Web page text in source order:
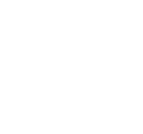
』倉本聰氏（91...